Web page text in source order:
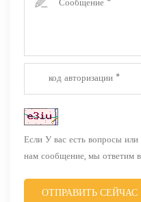
Если У вас есть вопросы или
нам сообщение, мы ответим
ОТПРАВИТЬ СЕЙЧАС